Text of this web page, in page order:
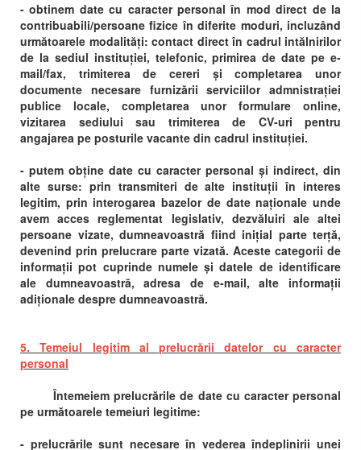
- obtinem date cu caracter personal în mod direct de la
contribuabili/persoane fizice în diferite moduri, incluzând
următoarele modalități: contact direct în cadrul intălnirilor
de la sediul instituției, telefonic, primirea de date pe e-
mail/fax, trimiterea de cereri și completarea unor
documente necesare furnizării serviciilor admnistrației
publice locale, completarea unor formulare online,
vizitarea sediului sau trimiterea de CV-uri pentru
angajarea pe posturile vacante din cadrul instituției.
- putem obține date cu caracter personal și indirect, din
alte surse: prin transmiteri de alte instituții în interes
legitim, prin interogarea bazelor de date naționale unde
avem acces reglementat legislativ, dezvăluiri ale altei
persoane vizate, dumneavoastră fiind inițial parte terță,
devenind prin prelucrare parte vizată. Aceste categorii de
informații pot cuprinde numele și datele de identificare
ale dumneavoastră, adresa de e-mail, alte informații
adiționale despre dumneavoastră.
5. Temeiul legitim al prelucrării datelor cu caracter
personal
Întemeiem prelucrările de date cu caracter personal
pe următoarele temeiuri legitime:
- prelucrările sunt necesare în vederea îndeplinirii unei